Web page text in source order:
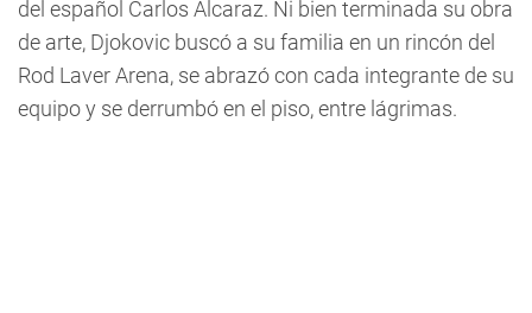
del español Carlos Alcaraz. Ni bien terminada su obra
de arte, Djokovic buscó a su familia en un rincón del
Rod Laver Arena, se abrazó con cada integrante de su
equipo y se derrumbó en el piso, entre lágrimas.